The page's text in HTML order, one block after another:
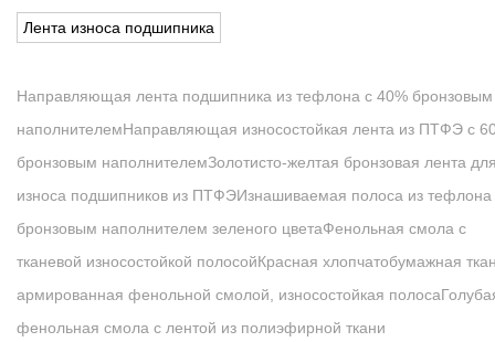
Лента износа подшипника
Направляющая лента подшипника из тефлона с 40% бронзовым
наполнителемНаправляющая износостойкая лента из ПТФЭ с
бронзовым наполнителемЗолотисто-желтая бронзовая лента
износа подшипников из ПТФЭИзнашиваемая полоса из тефлона
бронзовым наполнителем зеленого цветаФенольная смола с
тканевой износостойкой полосойКрасная хлопчатобумажная
армированная фенольной смолой, износостойкая полоса
фенольная смола с лентой из полиэфирной ткани